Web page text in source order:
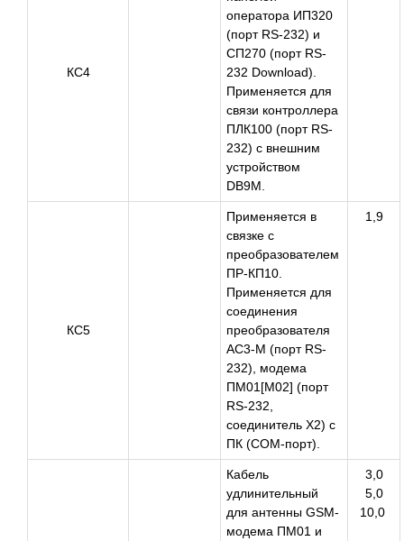
КС4
оператора ИП320
(порт RS-232) и
СП270 (порт RS-
232 Download).
Применяется для
связи контроллера
ПЛК100 (порт RS-
232) с внешним
устройством
DB9M.
КС5
Применяется в
связке с
преобразователем
ПР-КП10.
Применяется для
соединения
преобразователя
АС3-М (порт RS-
232), модема
ПМ01[M02] (порт
RS-232,
соединитель Х2) c
ПК (СОМ-порт).
1,9
Кабель
удлинительный
для антенны GSM-
модема ПМ01 и
3,0
5,0
10,0